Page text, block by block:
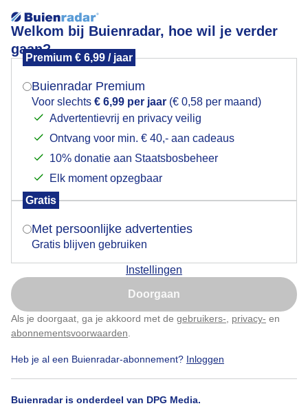
Welkom bij Buienradar, hoe wil je verder
gaan?
Premium € 6,99 / jaar
Buienradar Premium
Voor slechts € 6,99 per jaar (€ 0,58 per maand)
Advertentievrij en privacy veilig
Ontvang voor min. € 40,- aan cadeaus
10% donatie aan Staatsbosbeheer
Elk moment opzegbaar
Gratis
Met persoonlijke advertenties
Gratis blijven gebruiken
Instellingen
Doorgaan
Als je doorgaat, ga je akkoord met de gebruikers- privacy- en
abonnementsvoorwaarden
Heb je al een Buienradar-abonnement? Inloggen
Buienradar is onderdeel van DPG Media.
Corona rond de maan vanavond
Een corona in de meteorologie is een atmosferisch
optisch verschijnsel in de vorm van een of meerdere
gekleurde kransen van licht rondom de zon of maan.
Het effect ontstaat door de diffractie van het licht
wolk. Het centrale gedeelte van de corona, ook
halo, die een ring op geruime afstand van de lichtbron
Mogen we je locatie gebruiken voor het
Indien je hier nog geen akkoord op hebt gegeven,
verschijnt er zo een pop-up uit je browser waarin
Is goed, toon de popup
Nu niet, misschien later
Klik hierom dit aan te passen